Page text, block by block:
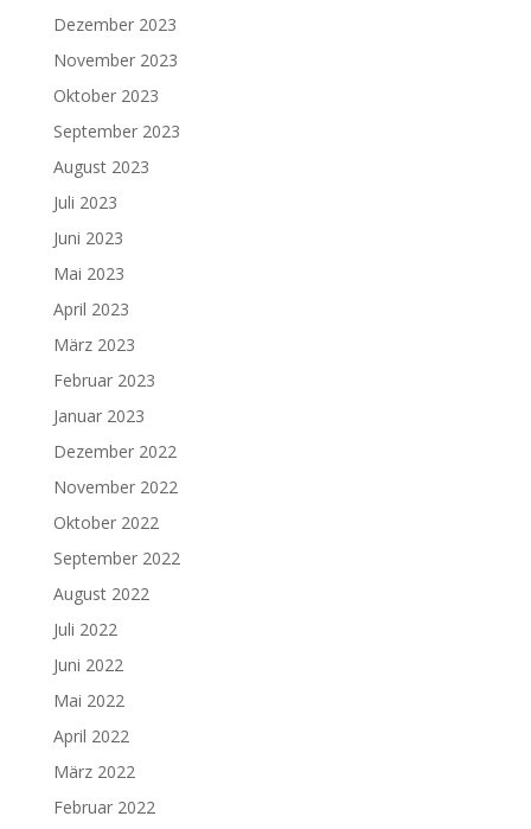
Dezember 2023
November 2023
Oktober 2023
September 2023
August 2023
Juli 2023
Juni 2023
Mai 2023
April 2023
März 2023
Februar 2023
Januar 2023
Dezember 2022
November 2022
Oktober 2022
September 2022
August 2022
Juli 2022
Juni 2022
Mai 2022
April 2022
März 2022
Februar 2022